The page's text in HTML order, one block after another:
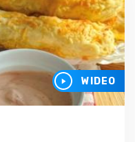
WIDEO